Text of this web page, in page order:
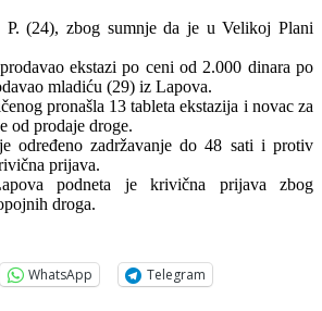
(24), zbog sumnje da je u Velikoj Plani
ekstazi po ceni od 2.000 dinara po
mladiću (29) iz Lapova.
pronašla 13 tableta ekstazija i novac za
od prodaje droge.
određeno zadržavanje do 48 sati i protiv
prijava.
podneta je krivična prijava zbog
droga.
WhatsApp Telegram